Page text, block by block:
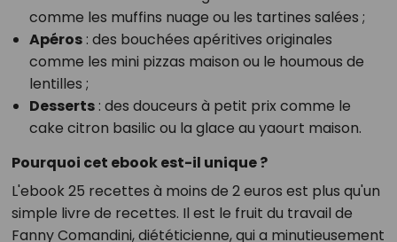
comme les muffins nuage ou les tartines salées ;
Apéros: des bouchées apéritives originales
comme les mini pizzas maison ou le houmous de
lentilles ;
Desserts: des douceurs à petit prix comme le
cake citron basilic ou la glace au yaourt maison.
Pourquoi cet ebook est-il unique ?
L'ebook 25 recettes à moins de 2 euros est plus qu'un
simple livre de recettes. Il est le fruit du travail de
Fanny Comandini, diététicienne, qui a minutieusement